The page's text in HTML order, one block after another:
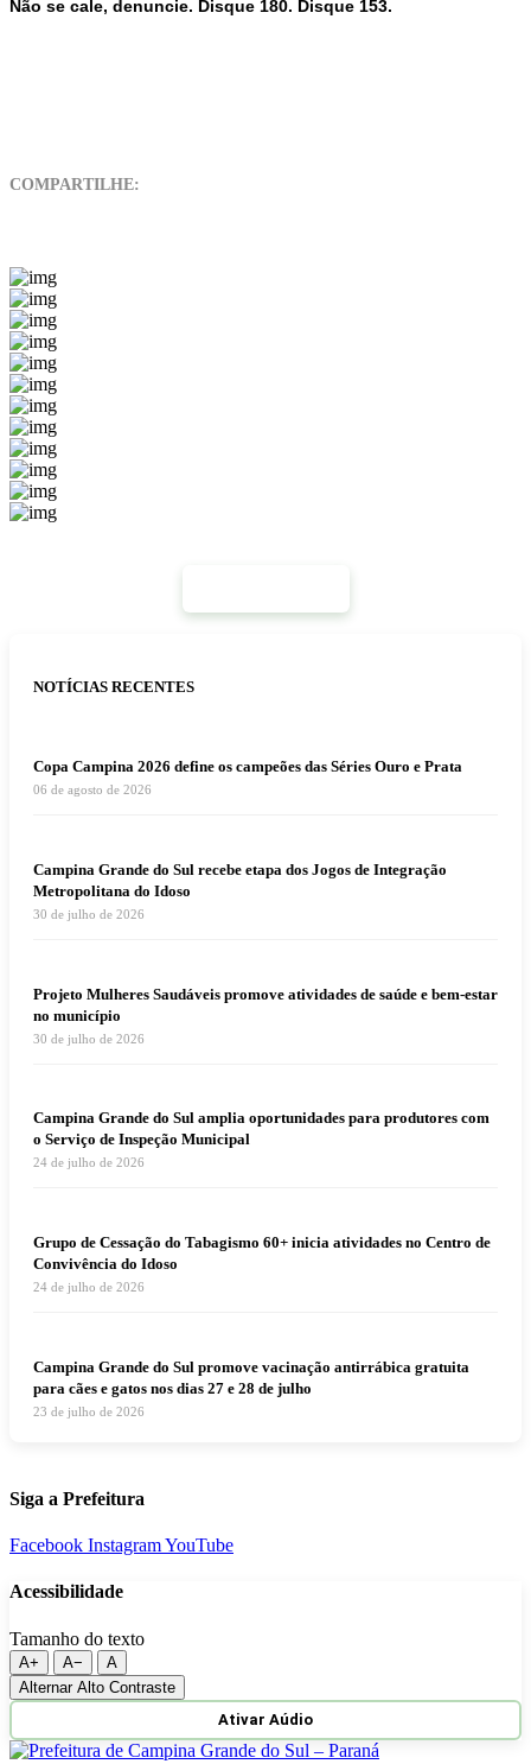
Não se cale, denuncie. Disque 180. Disque 153.
COMPARTILHE:
NOTÍCIAS RECENTES
Copa Campina 2026 define os campeões das Séries Ouro e Prata
06 de agosto de 2026
Campina Grande do Sul recebe etapa dos Jogos de Integração
Metropolitana do Idoso
30 de julho de 2026
Projeto Mulheres Saudáveis promove atividades de saúde e bem-estar
no município
30 de julho de 2026
Campina Grande do Sul amplia oportunidades para produtores com
o Serviço de Inspeção Municipal
24 de julho de 2026
Grupo de Cessação do Tabagismo 60+ inicia atividades no Centro de
Convivência do Idoso
24 de julho de 2026
Campina Grande do Sul promove vacinação antirrábica gratuita
para cães e gatos nos dias 27 e 28 de julho
23 de julho de 2026
Siga a Prefeitura
Facebook InstagramYouTube
Acessibilidade
Tamanho do texto
A+ A−
A
Alternar Alto Contraste
Ativar Aúdio